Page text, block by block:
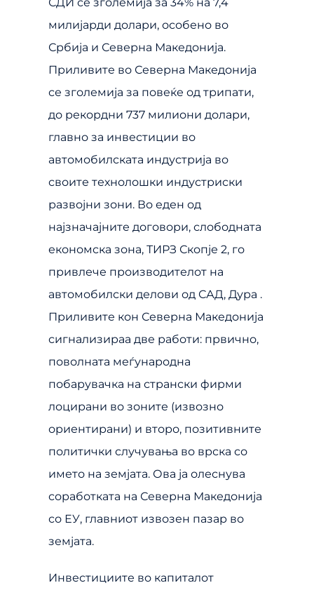
милијарди долари, особено во
Србија и Северна Македонија.
Приливите во Северна Македонија
се зголемија за повеќе од трипати,
до рекордни 737 милиони долари,
главно за инвестиции во
автомобилската индустрија во
своите технолошки индустриски
развојни зони. Во еден од
најзначајните договори, слободната
економска зона, ТИРЗ Скопје 2, го
привлече производителот на
автомобилски делови од САД, Дура .
Приливите кон Северна Македонија
сигнализираа две работи: првично,
поволната меѓународна
побарувачка на странски фирми
лоцирани во зоните (извозно
ориентирани) и второ, позитивните
политички случувања во врска со
името на земјата. Ова ја олеснува
соработката на Северна Македонија
со ЕУ, главниот извозен пазар во
земјата.
Инвестициите во капиталот